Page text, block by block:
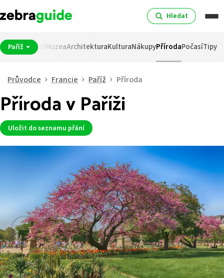
Hledat
Paříž
Noční život MuzeaArchitekturaKulturaNákupyPřírodaPočasíTipy
Průvodce Francie Paříž Příroda
Příroda v Paříži
Uložit do seznamu přání